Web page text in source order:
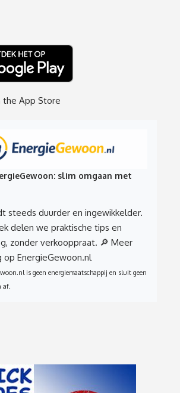
slim omgaan met
steeds duurder en ingewikkelder.
delen we praktische tips en
zonder verkooppraat. 🔎 Meer
op EnergieGewoon.nl
is geen energiemaatschappij en sluit geen
af.